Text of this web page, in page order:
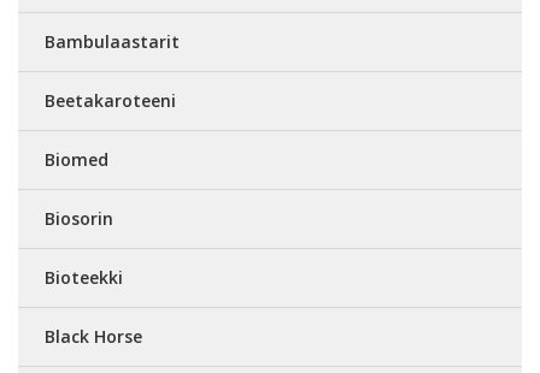
Bambulaastarit
Beetakaroteeni
Biomed
Biosorin
Bioteekki
Black Horse